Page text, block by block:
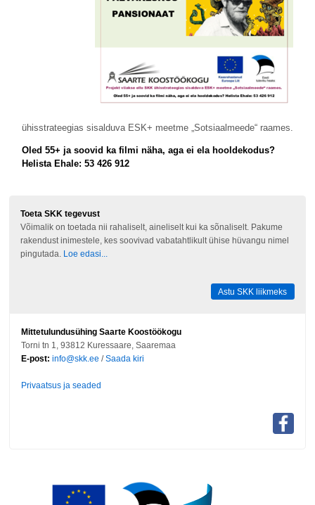
ühisstrateegias sisalduva ESK+ meetme „Sotsiaalmeede“ raames.
Oled 55+ ja soovid ka filmi näha, aga ei ela hooldekodus?
Helista Ehale: 53 426 912
Toeta SKK tegevust
Võimalik on toetada nii rahaliselt, aineliselt kui ka sõnaliselt. Pakume
rakendust inimestele, kes soovivad vabatahtlikult ühise hüvangu nimel
pingutada.
Loe edasi...
Astu SKK liikmeks
Mittetulundusühing Saarte Koostöökogu
Torni tn 1, 93812 Kuressaare, Saaremaa
E-post: info@skk.ee /Saada kiri
Privaatsus ja seaded